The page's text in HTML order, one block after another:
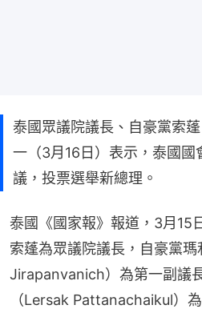
泰國眾議院議長、自豪黨索
一（3月16日）表示，泰國國
議，投票選舉新總理。
泰國《國家報》報道，3月15
索蓬為眾議院議長，自豪黨
Jirapanvanich）為第一副議
（Lersak Pattanachaikul）